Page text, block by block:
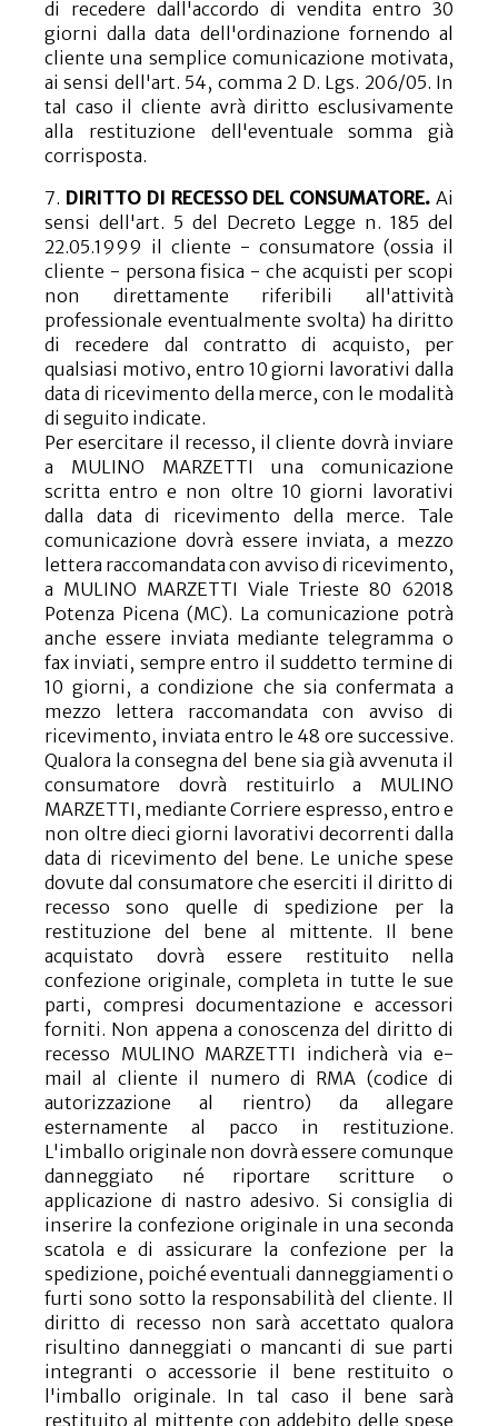
di recedere dall'accordo di vendita entro 30
giorni dalla data dell'ordinazione fornendo al
cliente una semplice comunicazione motivata,
ai sensi dell'art. 54, comma 2 D. Lgs. 206/05. In
tal caso il cliente avrà diritto esclusivamente
alla restituzione dell'eventuale somma già
corrisposta.
7. DIRITTO DI RECESSO DEL CONSUMATORE.Ai
sensi dell'art. 5 del Decreto Legge n. 185 del
22.05.1999 il cliente - consumatore (ossia il
cliente - persona fisica - che acquisti per scopi
non direttamente riferibili all'attività
professionale eventualmente svolta) ha diritto
di recedere dal contratto di acquisto, per
qualsiasi motivo, entro 10 giorni lavorativi dalla
data di ricevimento della merce, con le modalità
di seguito indicate.
Per esercitare il recesso, il cliente dovrà inviare
a MULINO MARZETTI una comunicazione
scritta entro e non oltre 10 giorni lavorativi
dalla data di ricevimento della merce. Tale
comunicazione dovrà essere inviata, a mezzo
lettera raccomandata con avviso di ricevimento,
a MULINO MARZETTI Viale Trieste 80 62018
Potenza Picena (MC). La comunicazione potrà
anche essere inviata mediante telegramma o
fax inviati, sempre entro il suddetto termine di
10 giorni, a condizione che sia confermata a
mezzo lettera raccomandata con avviso di
ricevimento, inviata entro le 48 ore successive.
Qualora la consegna del bene sia già avvenuta il
consumatore dovrà restituirlo a MULINO
MARZETTI, mediante Corriere espresso, entro e
non oltre dieci giorni lavorativi decorrenti dalla
data di ricevimento del bene. Le uniche spese
dovute dal consumatore che eserciti il diritto di
recesso sono quelle di spedizione per la
restituzione del bene al mittente. Il bene
acquistato dovrà essere restituito nella
confezione originale, completa in tutte le sue
parti, compresi documentazione e accessori
forniti. Non appena a conoscenza del diritto di
recesso MULINO MARZETTI indicherà via e-
mail al cliente il numero di RMA (codice di
autorizzazione al rientro) da allegare
esternamente al pacco in restituzione.
L'imballo originale non dovrà essere comunque
danneggiato né riportare scritture o
applicazione di nastro adesivo. Si consiglia di
inserire la confezione originale in una seconda
scatola e di assicurare la confezione per la
spedizione, poiché eventuali danneggiamenti o
furti sono sotto la responsabilità del cliente. Il
diritto di recesso non sarà accettato qualora
risultino danneggiati o mancanti di sue parti
integranti o accessorie il bene restituito o
l'imballo originale. In tal caso il bene sarà
restituito al mittente con addebito delle spese